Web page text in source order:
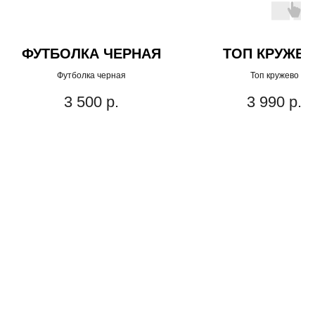
ФУТБОЛКА ЧЕРНАЯ
Футболка черная
3 500 р.
ТОП
Топ кружево
3 990 р.